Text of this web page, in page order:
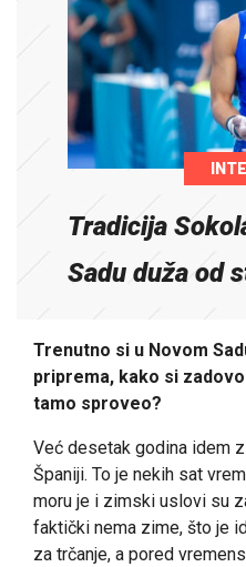
Tradicija
Sadu duža od
Trenutno si u Novom
priprema, kako si
tamo sproveo?
Već desetak godina idem
Španiji. To je nekih sat
moru je i zimski uslovi su
faktički nema zime, što je
za trčanje, a pored